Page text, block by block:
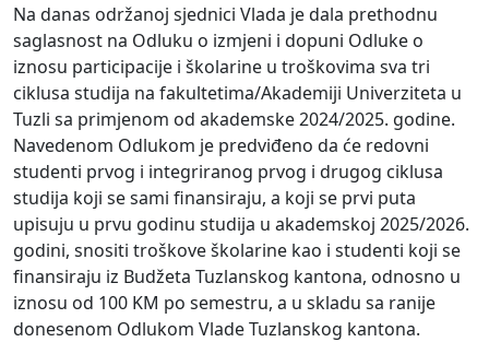
Na danas održanoj sjednici Vlada je dala prethodnu
saglasnost na Odluku o izmjeni i dopuni Odluke o
iznosu participacije i školarine u troškovima sva tri
ciklusa studija na fakultetima/Akademiji Univerziteta u
Tuzli sa primjenom od akademske 2024/2025. godine.
Navedenom Odlukom je predviđeno da će redovni
studenti prvog i integriranog prvog i drugog ciklusa
studija koji se sami finansiraju, a koji se prvi puta
upisuju u prvu godinu studija u akademskoj 2025/2026.
godini, snositi troškove školarine kao i studenti koji se
finansiraju iz Budžeta Tuzlanskog kantona, odnosno u
iznosu od 100 KM po semestru, a u skladu sa ranije
donesenom Odlukom Vlade Tuzlanskog kantona.